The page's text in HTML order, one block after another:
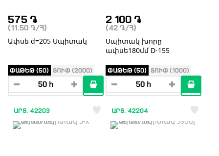
575 ֏
(11.50 ֏ /Հ)
Ափսե d=205 Սպիտակ
ՓԱԹԵԹ (50) ՏՈՒՓ (2000)
2 100 ֏
(42 ֏ /Հ)
Սպիտակ խորը
ափսե180մմ D-155
ՓԱԹԵԹ (50) ՏՈՒՓ (1000)
ԱՐՏ. 42203 ԱՐՏ. 42204